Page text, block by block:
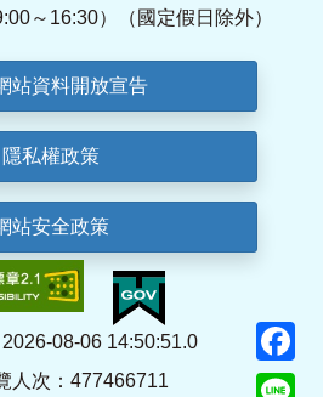
～16:30）（國定假日除外）
站資料開放宣告
隱私權政策
站安全政策
08-06 14:50:51.0
人次：477466711